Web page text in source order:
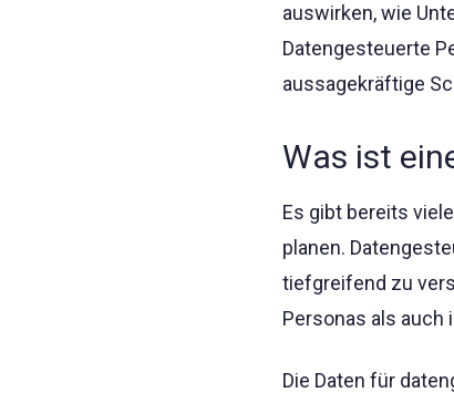
auswirken, wie
Datengesteuerte
aussagekräftige
Was ist
Es gibt bereits
planen.
tiefgreifend zu
Personas als auch
Die Daten für